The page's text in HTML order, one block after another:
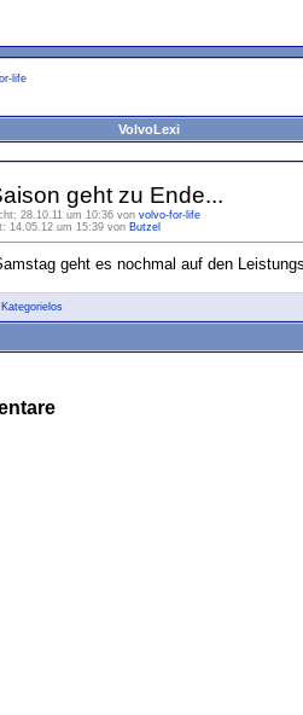
life
VolvoLexi
geht zu Ende...
28.10.11 um 10:36 von volvo-for-life
14.05.12 um 15:39 von Butzel
geht es nochmal auf den
Kategorielos